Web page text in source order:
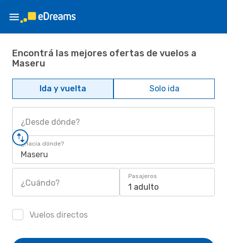
Encontrá las mejores ofertas de vuelos a
Maseru
Ida y vuelta Solo ida
¿Desde dónde?
¿Hacia dónde?
Maseru
¿Cuándo?
Pasajeros
1 adulto
Vuelos directos